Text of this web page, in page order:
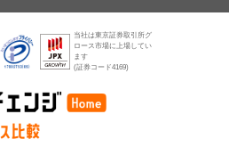
当社は東京証券取引所グ
ロース市場に上場してい
ます
(証券コード4169)